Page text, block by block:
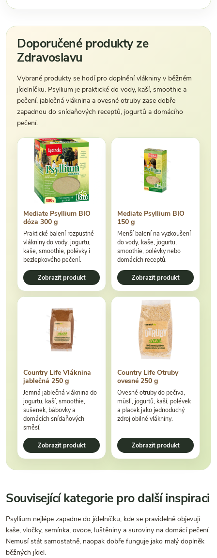
Doporučené produkty ze
Zdravoslavu
Vybrané produkty se hodí pro doplnění vlákniny v běžném
jídelníčku. Psyllium je praktické do vody, kaší, smoothie a
pečení, jablečná vláknina a ovesné otruby zase dobře
zapadnou do snídaňových receptů, jogurtů a domácího
pečení.
Mediate Psyllium BIO
dóza 300 g
Praktické balení rozpustné
vlákniny do vody, jogurtu,
kaše, smoothie, polévky i
bezlepkového pečení.
Zobrazit produkt
Mediate Psyllium BIO
150 g
Menší balení na vyzkoušení
do vody, kaše, jogurtu,
smoothie, polévky nebo
domácích receptů.
Zobrazit produkt
Country Life Vláknina
jablečná 250 g
Jemná jablečná vláknina do
jogurtu, kaší, smoothie,
sušenek, bábovky a
domácích snídaňových
směsí.
Zobrazit produkt
Country Life Otruby
ovesné 250 g
Ovesné otruby do pečiva,
müsli, jogurtů, kaší, polévek
a placek jako jednoduchý
zdroj obilné vlákniny.
Zobrazit produkt
Související kategorie pro další inspiraci
Psyllium nejlépe zapadne do jídelníčku, kde se pravidelně objevují
kaše, vločky, semínka, ovoce, luštěniny a suroviny na domácí pečení.
Nemusí stát samostatně, naopak dobře funguje jako malý doplněk
běžných jídel.